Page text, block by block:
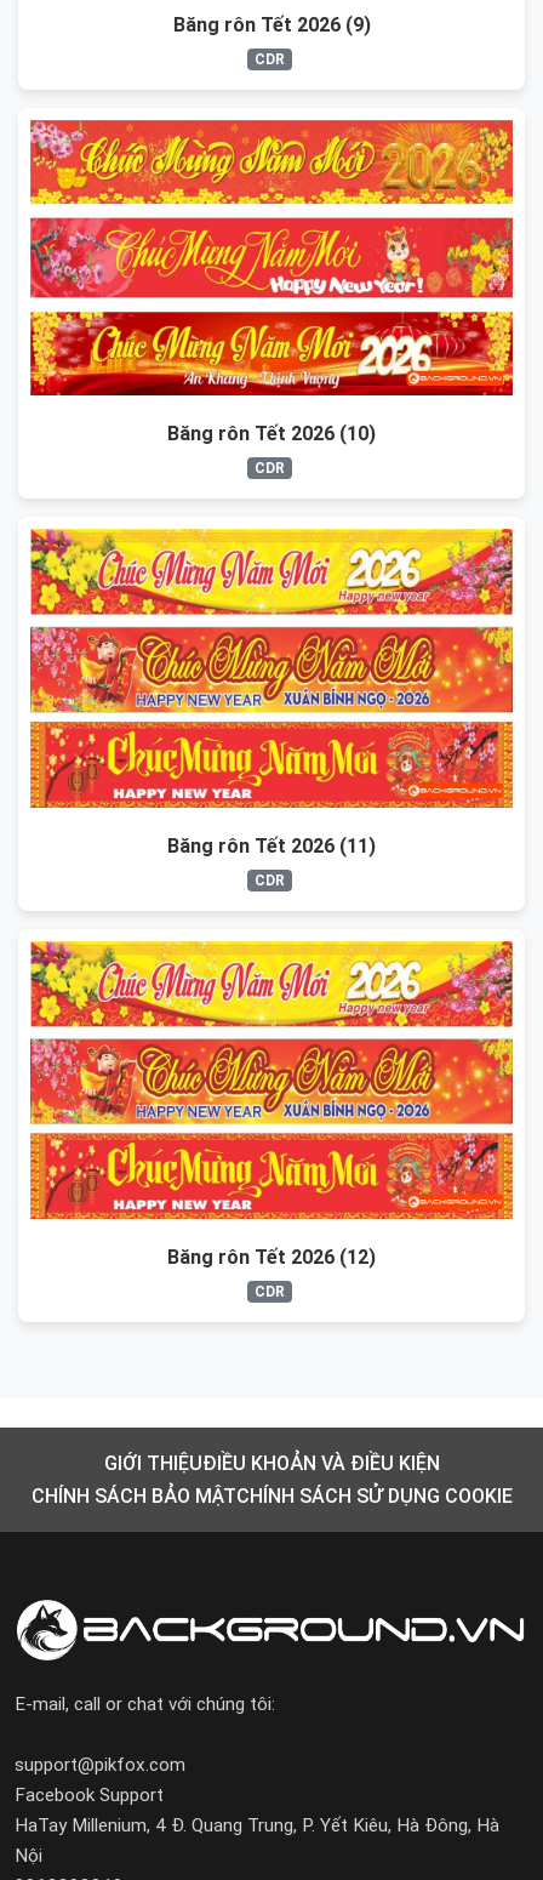
Băng rôn Tết 2026 (9)
CDR
Băng rôn Tết 2026 (10)
CDR
Băng rôn Tết 2026 (11)
CDR
Băng rôn Tết 2026 (12)
CDR
GIỚI THIỆUĐIỀU KHOẢN VÀ ĐIỀU KIỆN
CHÍNH SÁCH BẢO MẬTCHÍNH SÁCH SỬ DỤNG COOKIE
E-mail, call or chat với chúng tôi:
support@pikfox.com
Facebook Support
HaTay Millenium, 4 Đ. Quang Trung, P. Yết Kiêu, Hà Đông, Hà
Nội